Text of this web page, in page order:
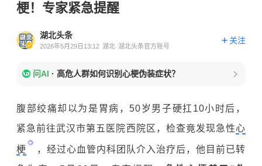
梗！专家紧急提醒
湖北头条
2026年5月29日13:12 湖北 湖北头条官方账号
关注
问AI · 高危人群如何识别心梗伪装症状？
腹部绞痛却以为是胃病，50岁男子硬扛10小时后，
紧急前往武汉市第五医院西院区，检查竟发现急性心
梗
，经过心血管内科团队介入治疗后，他目前已转